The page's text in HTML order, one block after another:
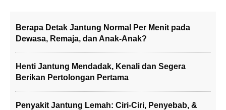
Berapa Detak Jantung Normal Per Menit pada
Dewasa, Remaja, dan Anak-Anak?
Henti Jantung Mendadak, Kenali dan Segera
Berikan Pertolongan Pertama
Penyakit Jantung Lemah: Ciri-Ciri, Penyebab, &